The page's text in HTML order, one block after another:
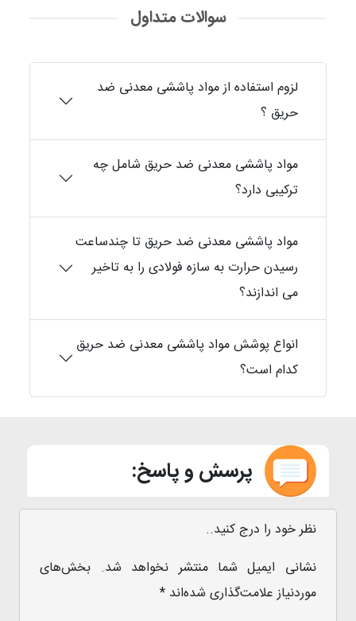
سوالات متداول
لزوم استفاده از مواد پاششی معدنی ضد
حریق ؟
مواد پاششی معدنی ضد حریق شامل چه
ترکیبی دارد؟
مواد پاششی معدنی ضد حریق تا چندساعت
رسیدن حرارت به سازه فولادی را به تاخیر
می اندازند؟
انواع پوشش مواد پاششی معدنی ضد حریق
کدام است؟
پرسش و پاسخ:
نظر خود را درج کنید..
نشانی ایمیل شما منتشر نخواهد شد. بخش‌های
موردنیاز علامت‌گذاری شده‌اند*